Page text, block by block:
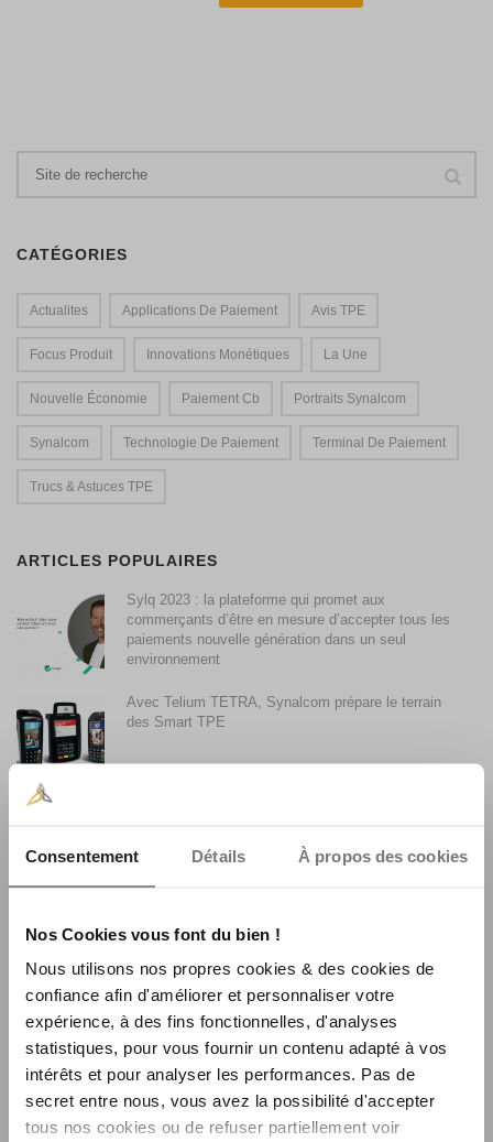
Consentement Détails À propos des cookies
Nos Cookies vous font du bien !
Nous utilisons nos propres cookies & des cookies de
confiance afin d'améliorer et personnaliser votre
expérience, à des fins fonctionnelles, d'analyses
statistiques, pour vous fournir un contenu adapté à vos
intérêts et pour analyser les performances. Pas de
secret entre nous, vous avez la possibilité d'accepter
tous nos cookies ou de refuser partiellement voir
CATÉGORIES
Actualites Applications De Paiement Avis TPE
Focus Produit Innovations Monétiques La Une
Nouvelle Économie Paiement Cb Portraits Synalcom
Synalcom Technologie De Paiement Terminal De Paiement
Trucs & Astuces TPE
ARTICLES POPULAIRES
Sylq 2023 : la plateforme qui promet aux
commerçants d’être en mesure d’accepter tous les
paiements nouvelle génération dans un seul
environnement
Avec Telium TETRA, Synalcom prépare le terrain
des Smart TPE
La faible utilisation du sans contact en France et son
évolution
Synalcom souhaite la bienvenue à Karine